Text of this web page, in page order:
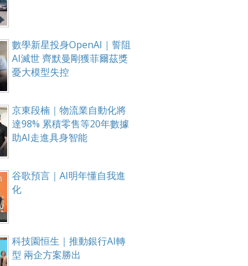
數學新星投身OpenAI｜誓阻
AI滅世 齊默曼剛獲菲爾茲獎
憂大模型失控
京東段楠｜物流業自動化將
達98% 累積零售等20年數據
助AI走進具身智能
谷歌預言｜AI明年懂自我進
化
科技園恒生｜推動銀行AI轉
型 兩企方案勝出